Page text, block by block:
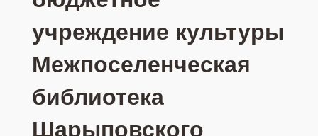
учреждение культуры
Межпоселенческая
библиотека
Шарыповского